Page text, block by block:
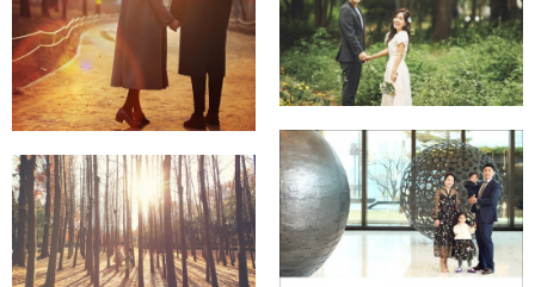
★세미웨딩촬영
+서울숲데이트스냅~★
63빌딩 파빌리온 돌잔치
남산한옥마을 + 서울숲
~~★